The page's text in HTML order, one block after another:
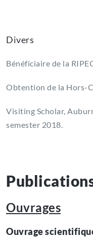
Divers
Bénéficiaire de la
Obtention de la Hors-
Visiting Scholar,
semester 2018.
Ouvrages
Ouvrage